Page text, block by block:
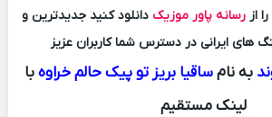
ازرسانه پاور موزیک دانلود کنید جدیدترین و
های ایرانی در دسترس شما کاربران عزیز
به نامساقیا بریز تو پیک حالم خراوهبا
لینک مستقیم